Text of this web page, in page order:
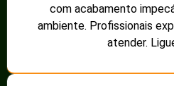
com acabamento
ambiente. Profissionais
atender.